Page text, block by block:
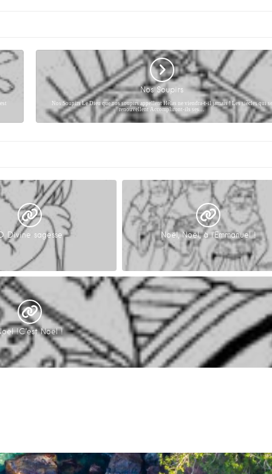
Nos Soupirs
Nos Soupirs Le Dieu que nos soupirs appellent Hélas ne viendra-t-il jamais ! Les siècles qui se
renouvellent Accompliront-ils ses…
Divine sagesse Noël, Noël, à l’Emmanuel !
!C’est Noël !